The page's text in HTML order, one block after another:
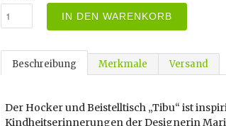
IN DEN WARENKORB
Beschreibung Merkmale Versand
Der Hocker und Beistelltisch „Tibu“ ist
Kindheitserinnerungen der Designerin